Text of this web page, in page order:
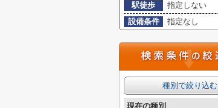
駅徒歩
指定しない
設備条件
指定なし
種別で絞り込む
現在の種別